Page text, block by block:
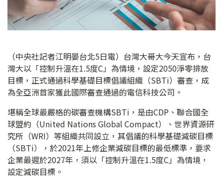
（中央社記者江明晏台北5日電）台灣大哥大今天宣布，台
灣大以「控制升溫在1.5度C」為情境，設定2050淨零排放
目標，正式通過科學基礎目標倡議組織（SBTi）審查，成
為全亞洲首家獲此國際審查通過的電信科技公司。
堪稱全球最嚴格的碳審查機構SBTi，是由CDP、聯合國全
球盟約（United Nations Global Compact）、世界資源研
究所（WRI）等組織共同設立，其倡議的科學基礎減碳目標
（SBTi），於2021年上修企業減碳目標的最低標準，要求
企業最遲於2027年，須以「控制升溫在1.5度C」為情境，
設定減碳目標。